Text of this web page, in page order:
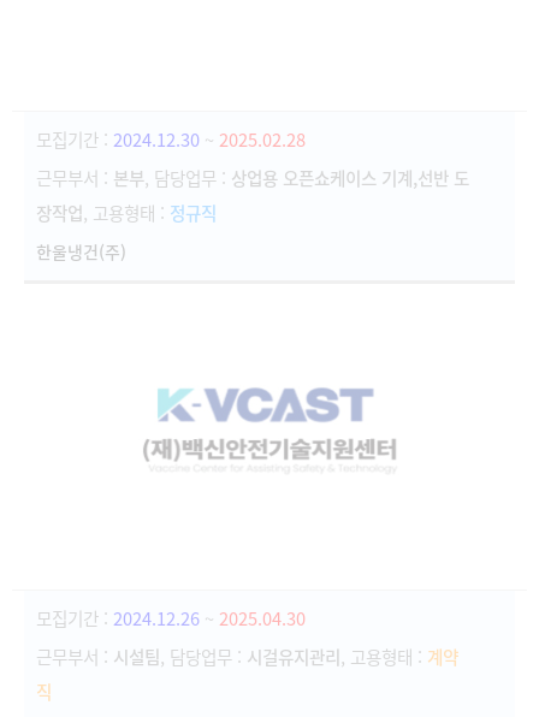
모집기간 : 2024.12.30 ~ 2025.02.28
근무부서 : 본부, 담당업무 : 상업용 오픈쇼케이스 기계,선반 도
장작업, 고용형태 : 정규직
한울냉건(주)
모집기간 : 2024.12.26 ~ 2025.04.30
근무부서 : 시설팀, 담당업무 : 시걸유지관리, 고용형태 : 계약
직